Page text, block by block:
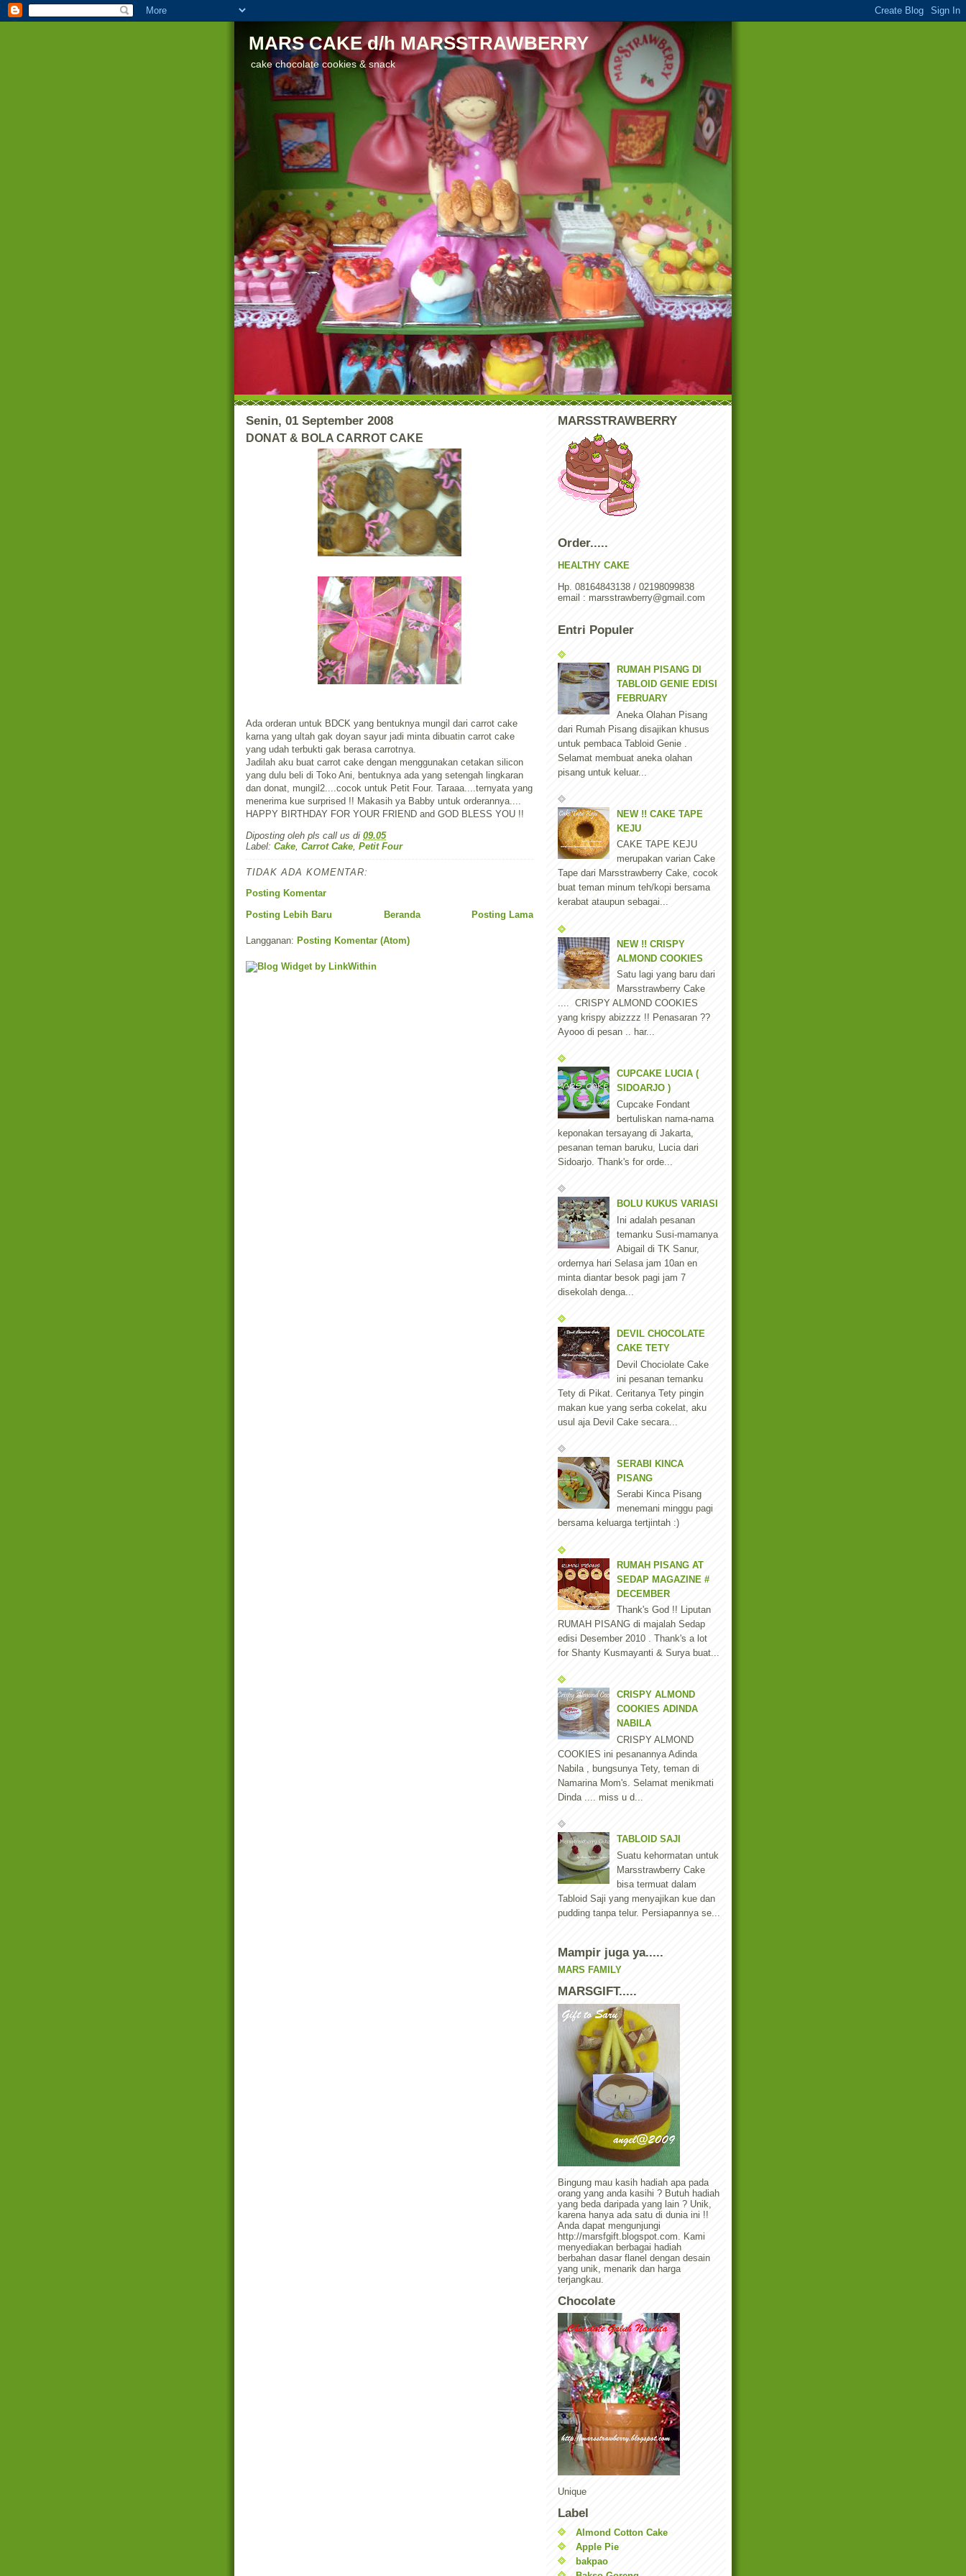
MARS CAKE d/h MARSSTRAWBERRY
cake chocolate cookies & snack
Senin, 01 September 2008
DONAT & BOLA CARROT CAKE
Ada orderan untuk BDCK yang bentuknya mungil dari carrot cake
karna yang ultah gak doyan sayur jadi minta dibuatin carrot cake
yang udah terbukti gak berasa carrotnya.
Jadilah aku buat carrot cake dengan menggunakan cetakan silicon
yang dulu beli di Toko Ani, bentuknya ada yang setengah lingkaran
dan donat, mungil2....cocok untuk Petit Four. Taraaa....ternyata yang
menerima kue surprised !! Makasih ya Babby untuk orderannya....
HAPPY BIRTHDAY FOR YOUR FRIEND and GOD BLESS YOU !!
Diposting oleh pls call us di 09.05
Label: Cake, Carrot Cake, Petit Four
TIDAK ADA KOMENTAR:
Posting Komentar
Posting Lebih Baru
Posting Lama
Beranda
Langganan: Posting Komentar (Atom)
MARSSTRAWBERRY
Order.....
HEALTHY CAKE
Hp. 08164843138 / 02198099838
email : marsstrawberry@gmail.com
Entri Populer
RUMAH PISANG DI
TABLOID GENIE EDISI
FEBRUARY
Aneka Olahan Pisang
dari Rumah Pisang disajikan khusus
untuk pembaca Tabloid Genie .
Selamat membuat aneka olahan
pisang untuk keluar...
NEW !! CAKE TAPE
KEJU
CAKE TAPE KEJU
merupakan varian Cake
Tape dari Marsstrawberry Cake, cocok
buat teman minum teh/kopi bersama
kerabat ataupun sebagai...
NEW !! CRISPY
ALMOND COOKIES
Satu lagi yang baru dari
Marsstrawberry Cake
.... CRISPY ALMOND COOKIES
yang krispy abizzzz !! Penasaran ??
Ayooo di pesan .. har...
CUPCAKE LUCIA (
SIDOARJO )
Cupcake Fondant
bertuliskan nama-nama
keponakan tersayang di Jakarta,
pesanan teman baruku, Lucia dari
Sidoarjo. Thank's for orde...
BOLU KUKUS VARIASI
Ini adalah pesanan
temanku Susi-mamanya
Abigail di TK Sanur,
ordernya hari Selasa jam 10an en
minta diantar besok pagi jam 7
disekolah denga...
DEVIL CHOCOLATE
CAKE TETY
Devil Chociolate Cake
ini pesanan temanku
Tety di Pikat. Ceritanya Tety pingin
makan kue yang serba cokelat, aku
usul aja Devil Cake secara...
SERABI KINCA
PISANG
Serabi Kinca Pisang
menemani minggu pagi
bersama keluarga tertjintah :)
RUMAH PISANG AT
SEDAP MAGAZINE #
DECEMBER
Thank's God !! Liputan
RUMAH PISANG di majalah Sedap
edisi Desember 2010 . Thank's a lot
for Shanty Kusmayanti & Surya buat...
CRISPY ALMOND
COOKIES ADINDA
NABILA
CRISPY ALMOND
COOKIES ini pesanannya Adinda
Nabila , bungsunya Tety, teman di
Namarina Mom's. Selamat menikmati
Dinda .... miss u d...
TABLOID SAJI
Suatu kehormatan untuk
Marsstrawberry Cake
bisa termuat dalam
Tabloid Saji yang menyajikan kue dan
pudding tanpa telur. Persiapannya se...
Mampir juga ya.....
MARS FAMILY
MARSGIFT.....
Bingung mau kasih hadiah apa pada
orang yang anda kasihi ? Butuh hadiah
yang beda daripada yang lain ? Unik,
karena hanya ada satu di dunia ini !!
Anda dapat mengunjungi
http://marsfgift.blogspot.com. Kami
menyediakan berbagai hadiah
berbahan dasar flanel dengan desain
yang unik, menarik dan harga
terjangkau.
Chocolate
Unique
Label
Almond Cotton Cake
Apple Pie
bakpao